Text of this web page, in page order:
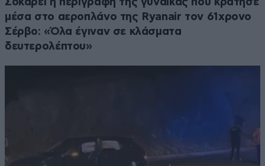
μέσα στο αεροπλάνο της Ryanair τον 61χρονο
Σέρβο: «Όλα έγιναν σε κλάσματα
δευτερολέπτου»